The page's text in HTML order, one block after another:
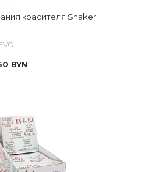
красителя Shaker
BYN